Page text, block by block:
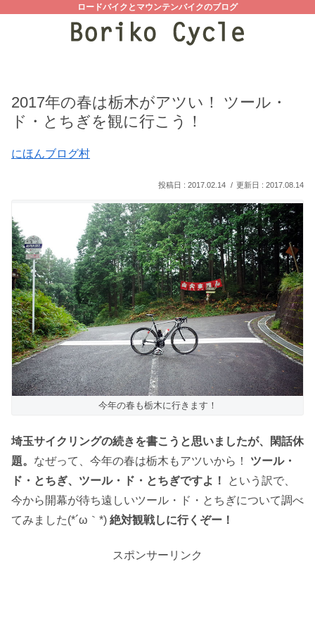
ロードバイクとマウンテンバイクのブログ
2017年の春は栃木がアツい！ ツール・
ド・とちぎを観に行こう！
にほんブログ村
2017.02.14 2017.08.14
今年の春も栃木に行きます！
埼玉サイクリングの続きを書こうと思いましたが、閑話休
題。 なぜって、今年の春は栃木もアツいから！ ツール・
ド・とちぎ、ツール・ド・とちぎですよ！
という訳で、
今から開幕が待ち遠しいツール・ド・とちぎについて調べ
てみました(*´ω｀*) 絶対観戦しに行くぞー！
スポンサーリンク